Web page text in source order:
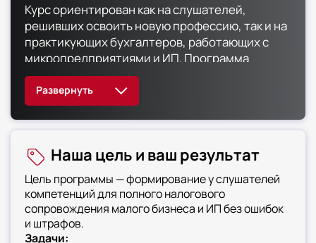
Курс ориентирован как на слушателей,
решивших освоить новую профессию, так и на
практикующих бухгалтеров, работающих с
микропредприятиями и ИП. Программа
детально разбирает налоговые льготы,
порядок применения контрольно-кассовой
техники и новых правил выдачи чеков.
Слушатели изучают процедуры снятия с учета
Наша цель и ваш результат
Цель программы — формирование у слушателей
компетенций для полного налогового
сопровождения малого бизнеса и ИП без ошибок
и штрафов.
Задачи: